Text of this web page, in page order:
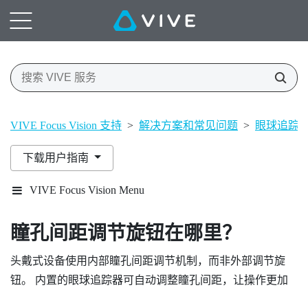
VIVE Focus Vision 支持 > 解决方案和常见问题 > 眼球追踪
下载用户指南
VIVE Focus Vision Menu
瞳孔间距调节旋钮在哪里？
头戴式设备使用内部瞳孔间距调节机制，而非外部调节旋
钮。 内置的眼球追踪器可自动调整瞳孔间距，让操作更加